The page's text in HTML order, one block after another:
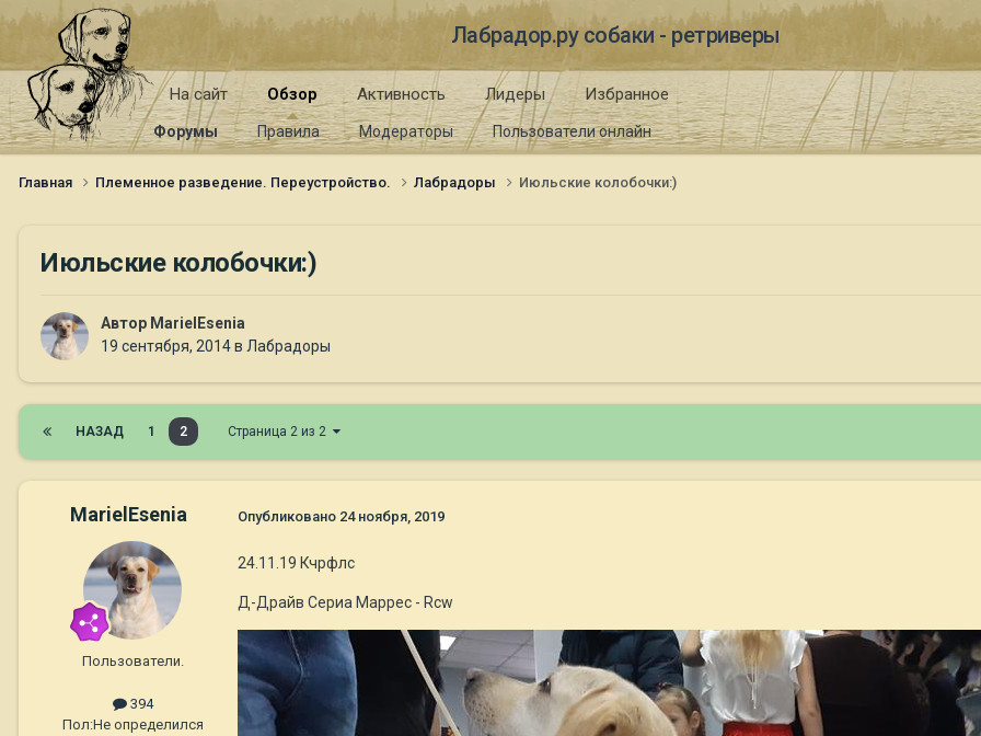
Лабрадор.ру собаки - ретриверы
На сайт Обзор
Форумы Правила Модераторы Пользователи онлайн
Активность Лидеры Избранное
Главная Племенное разведение. Переустройство. Лабрадоры Июльские колобочки:)
Июльские колобочки:)
Автор MarielEsenia
19 сентября, 2014в Лабрадоры
НАЗАД 1 2 Страница 2 из 2
MarielEsenia
Пользователи.
394
Пол:Не определился
Опубликовано 24 ноября, 2019
24.11.19 Кчрфлс
Д-Драйв Сериа Маррес - Rcw